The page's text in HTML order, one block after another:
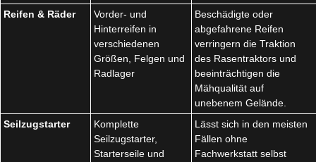
Reifen & Räder
Vorder- und
Hinterreifen in
verschiedenen
Größen, Felgen und
Radlager
Beschädigte oder
abgefahrene Reifen
verringern die Traktion
des Rasentraktors und
beeinträchtigen die
Mähqualität auf
unebenem Gelände.
Seilzugstarter
Komplette
Seilzugstarter,
Starterseile und
Lässt sich in den meisten
Fällen ohne
Fachwerkstatt selbst